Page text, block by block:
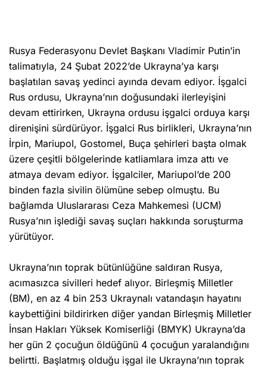
Rusya Federasyonu Devlet Başkanı Vladimir Putin’in
talimatıyla, 24 Şubat 2022’de Ukrayna’ya karşı
başlatılan savaş yedinci ayında devam ediyor. İşgalci
Rus ordusu, Ukrayna’nın doğusundaki ilerleyişini
devam ettirirken, Ukrayna ordusu işgalci orduya karşı
direnişini sürdürüyor. İşgalci Rus birlikleri, Ukrayna’nın
İrpin, Mariupol, Gostomel, Buça şehirleri başta olmak
üzere çeşitli bölgelerinde katliamlara imza attı ve
atmaya devam ediyor. İşgalciler, Mariupol’de 200
binden fazla sivilin ölümüne sebep olmuştu. Bu
bağlamda Uluslararası Ceza Mahkemesi (UCM)
Rusya’nın işlediği savaş suçları hakkında soruşturma
yürütüyor.
Ukrayna’nın toprak bütünlüğüne saldıran Rusya,
acımasızca sivilleri hedef alıyor. Birleşmiş Milletler
(BM), en az 4 bin 253 Ukraynalı vatandaşın hayatını
kaybettiğini bildirirken diğer yandan Birleşmiş Milletler
İnsan Hakları Yüksek Komiserliği (BMYK) Ukrayna’da
her gün 2 çocuğun öldüğünü 4 çocuğun yaralandığını
belirtti. Başlatmış olduğu işgal ile Ukrayna’nın toprak